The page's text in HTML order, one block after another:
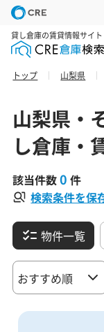
貸し倉庫の賃貸情報サイト
トップ 山梨県
山梨県・
し倉庫・
該当件数0 件
検索条件を保
物件一覧